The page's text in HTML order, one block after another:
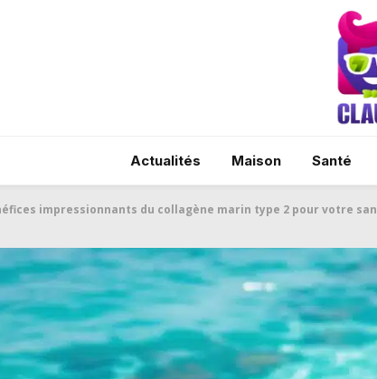
Actualités Maison Santé
impressionnants du collagène marin type 2 pour votre